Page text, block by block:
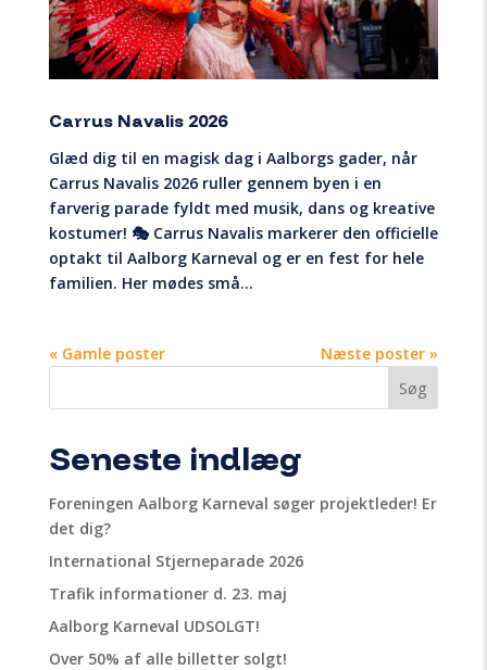
Carrus Navalis 2026
Glæd dig til en magisk dag i Aalborgs gader, når
Carrus Navalis 2026 ruller gennem byen i en
farverig parade fyldt med musik, dans og kreative
kostumer! 🎭 Carrus Navalis markerer den officielle
optakt til Aalborg Karneval og er en fest for hele
familien. Her mødes små...
« Gamle poster
Næste poster »
Søg
Seneste indlæg
Foreningen Aalborg Karneval søger projektleder! Er
det dig?
International Stjerneparade 2026
Trafik informationer d. 23. maj
Aalborg Karneval UDSOLGT!
Over 50% af alle billetter solgt!